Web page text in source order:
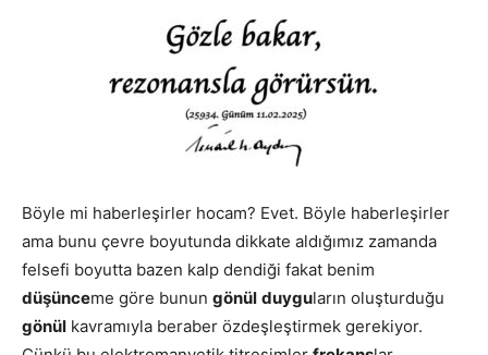
Böyle mi haberleşirler hocam? Evet. Böyle haberleşirler
ama bunu çevre boyutunda dikkate aldığımız zamanda
felsefi boyutta bazen kalp dendiği fakat benim
düşünceme göre bunun gönül duyguların oluşturduğu
gönül kavramıyla beraber özdeşleştirmek gerekiyor.